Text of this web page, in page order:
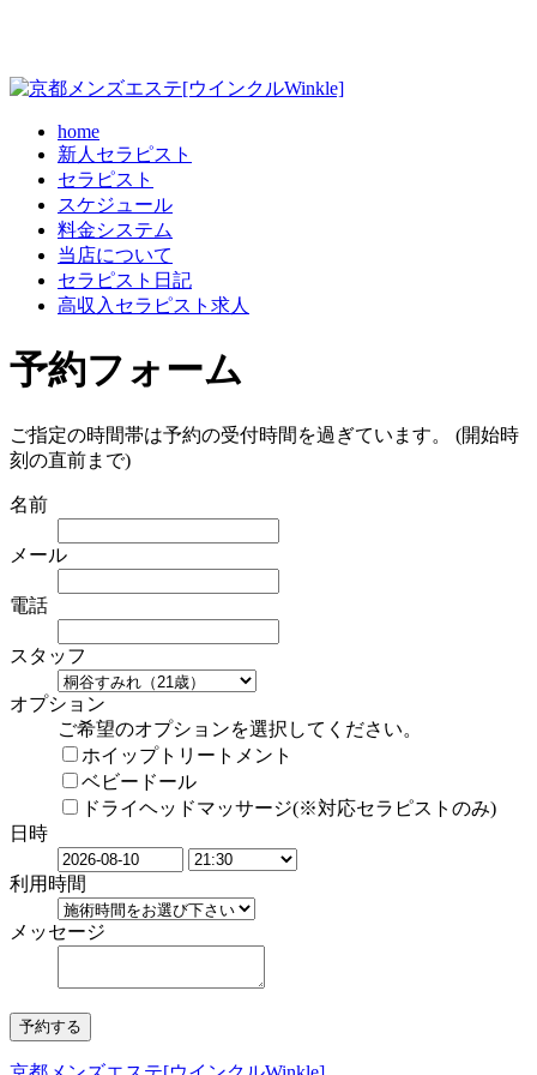
home
新人セラピスト
セラピスト
スケジュール
料金システム
当店について
セラピスト日記
高収入セラピスト求人
予約フォーム
ご指定の時間帯は予約の受付時間を過ぎています。 (開始時
刻の直前まで)
名前
メール
電話
スタッフ
オプション
ご希望のオプションを選択してください。
ホイップトリートメント
ベビードール
ドライヘッドマッサージ(※対応セラピストのみ)
日時
利用時間
メッセージ